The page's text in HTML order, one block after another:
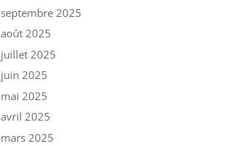
septembre 2025
août 2025
juillet 2025
juin 2025
mai 2025
avril 2025
mars 2025